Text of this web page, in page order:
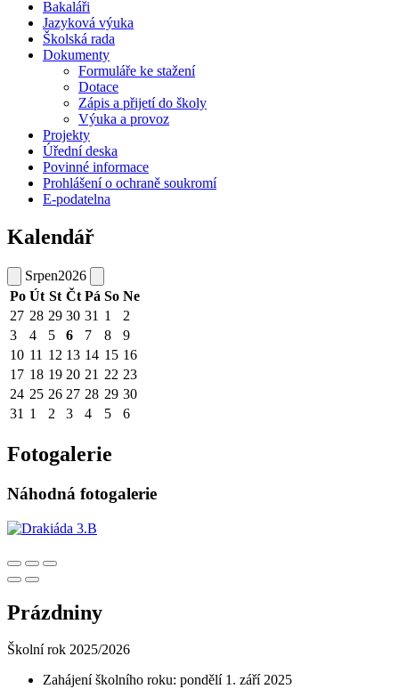
Bakaláři
Jazyková výuka
Školská rada
Dokumenty
Formuláře ke stažení
Dotace
Zápis a přijetí do školy
Výuka a provoz
Projekty
Úřední deska
Povinné informace
Prohlášení o ochraně soukromí
E-podatelna
Kalendář
Srpen2026
Po Út St Čt Pá So Ne
27 28 29 30 31 1
2
3
4 5 6 7 8
9
10 11 12 13 14 15 16
17 18 19 20 21 22 23
24 25 26 27 28 29 30
31 1 2 3 4 5 6
Fotogalerie
Náhodná fotogalerie
Prázdniny
Školní rok 2025/2026
Zahájení školního roku: pondělí 1. září 2025